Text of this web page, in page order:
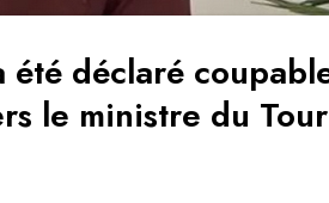
été déclaré
le ministre du